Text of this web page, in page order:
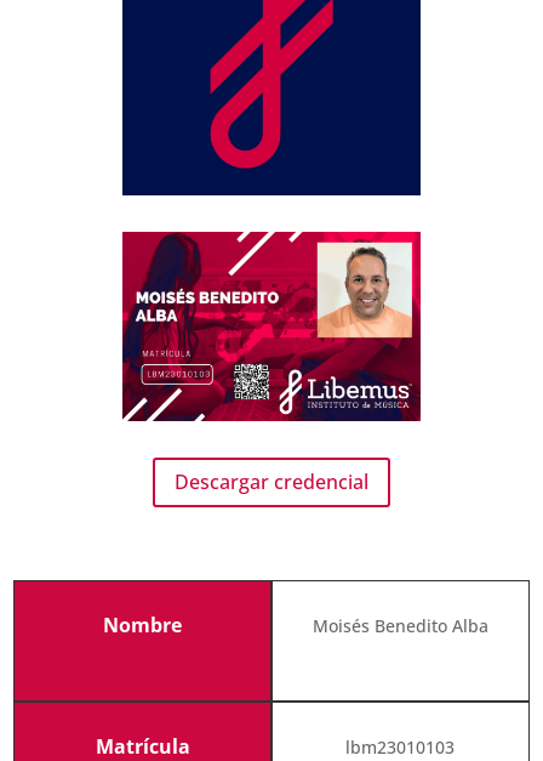
Descargar credencial
Nombre
Matrícula
Moisés Benedito Alba
lbm23010103